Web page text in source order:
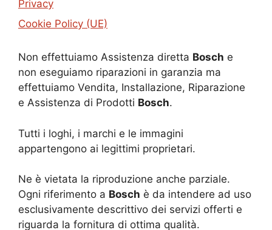
Privacy
Cookie Policy (UE)
Non effettuiamo Assistenza diretta Bosch e
non eseguiamo riparazioni in garanzia ma
effettuiamo Vendita, Installazione, Riparazione
e Assistenza di Prodotti Bosch.
Tutti i loghi, i marchi e le immagini
appartengono ai legittimi proprietari.
Ne è vietata la riproduzione anche parziale.
Ogni riferimento a Bosch è da intendere ad uso
esclusivamente descrittivo dei servizi offerti e
riguarda la fornitura di ottima qualità.